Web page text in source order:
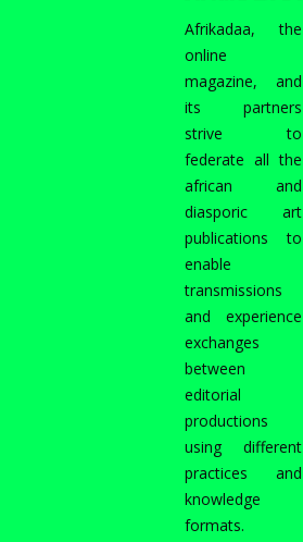
Afrikadaa, the
online
magazine, and
its partners
strive to
federate all the
african and
diasporic art
publications to
enable
transmissions
and experience
exchanges
between
editorial
productions
using different
practices and
knowledge
formats.